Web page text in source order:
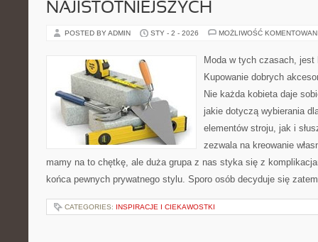
NAJISTOTNIEJSZYCH
POSTED BY ADMIN STY - 2 - 2026 MOŻLIWOŚĆ
Moda w tych czasach, jest
Kupowanie dobrych
Nie każda kobieta daje
jakie dotyczą wybierania
elementów stroju, jak i
zezwala na kreowanie
mamy na to chętkę, ale duża grupa z nas styka się z
końca pewnych prywatnego stylu. Sporo osób decyduje się
CATEGORIES: INSPIRACJE I CIEKAWOSTKI